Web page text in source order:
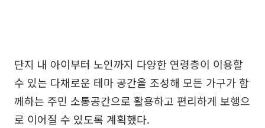
단지 내 아이부터 노인까지 다양한 연령층이 이용할
수 있는 다채로운 테마 공간을 조성해 모든 가구가 함
께하는 주민 소통공간으로 활용하고 편리하게 보행으
로 이어질 수 있도록 계획했다.